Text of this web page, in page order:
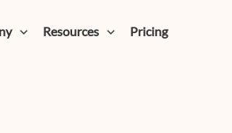
Resources Pricing